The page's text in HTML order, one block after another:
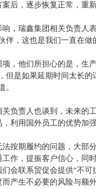
后，逐步恢复正常，重
瑞鑫集团相关负责人表
伴，这也是我们一直在做
他们所担心的是，生
但是如果延期时间太长
。
责人也谈到，未来的
利用国外员工的优势加
期履约的问题，大部
作，提振客户信心，同
会联系贸促会提供“不
产生不必要的风险与额